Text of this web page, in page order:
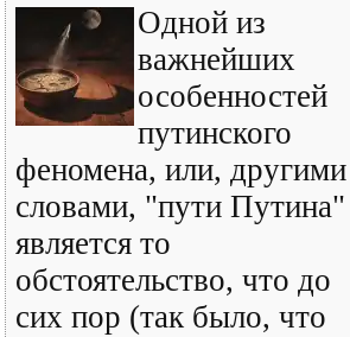
Одной из
важнейших
особенностей
путинского
феномена, или, другими
словами, "пути Путина"
является то
обстоятельство, что до
сих пор (так было, что